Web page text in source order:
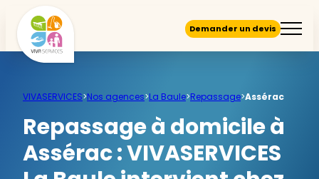
Demander un devis
VIVASERVICES>Nos agences>La Baule>Repassage>Assérac
Repassage à domicile à
Assérac :VIVASERVICES